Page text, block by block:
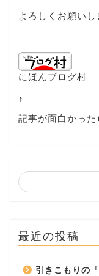
よろしくお願いし
にほんブログ村
↑
記事が面白かっ
最近の投稿
引きこもりの